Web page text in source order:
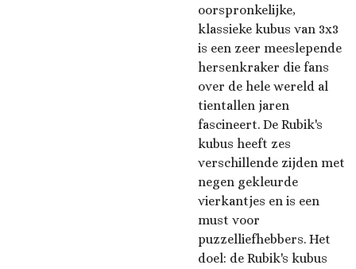
oorspronkelijke,
klassieke kubus van 3x3
is een zeer meeslepende
hersenkraker die fans
over de hele wereld al
tientallen jaren
fascineert. De Rubik's
kubus heeft zes
verschillende zijden met
negen gekleurde
vierkantjes en is een
must voor
puzzelliefhebbers. Het
doel: de Rubik's kubus